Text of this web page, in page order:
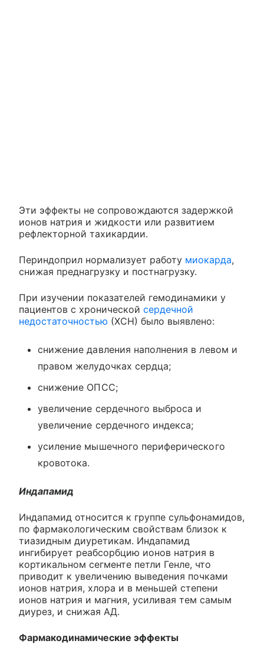
Эти эффекты не сопровождаются задержкой
ионов натрия и жидкости или развитием
рефлекторной тахикардии.
Периндоприл нормализует работу миокарда,
снижая преднагрузку и постнагрузку.
При изучении показателей гемодинамики у
пациентов с хронической сердечной
недостаточностью (ХСН) было выявлено:
снижение давления наполнения в левом и
правом желудочках сердца;
снижение ОПСС;
увеличение сердечного выброса и
увеличение сердечного индекса;
усиление мышечного периферического
кровотока.
Индапамид
Индапамид относится к группе сульфонамидов,
по фармакологическим свойствам близок к
тиазидным диуретикам. Индапамид
ингибирует реабсорбцию ионов натрия в
кортикальном сегменте петли Генле, что
приводит к увеличению выведения почками
ионов натрия, хлора и в меньшей степени
ионов натрия и магния, усиливая тем самым
диурез, и снижая АД.
Фармакодинамические эффекты